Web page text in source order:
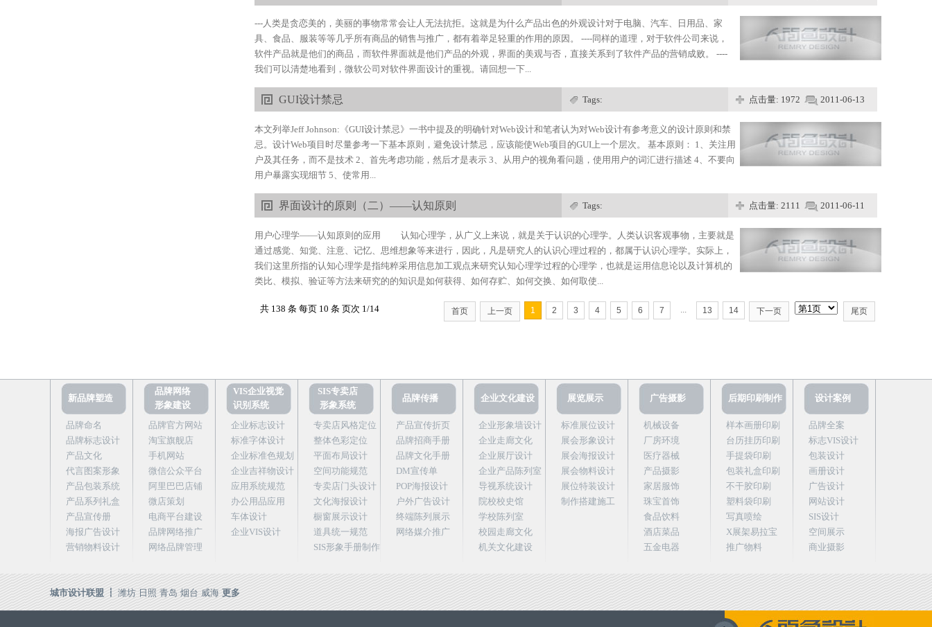
---人类是贪恋美的，美丽的事物常常会让人无法抗拒。这就是为什么产品出色的外观设计对于电脑、汽车、日用品、家
具、食品、服装等等几乎所有商品的销售与推广，都有着举足轻重的作用的原因。 ----同样的道理，对于软件公司来说，
软件产品就是他们的商品，而软件界面就是他们产品的外观，界面的美观与否，直接关系到了软件产品的营销成败。 ----
我们可以清楚地看到，微软公司对软件界面设计的重视。请回想一下...
GUI设计禁忌 Tags: 点击量: 1972 2011-06-13
本文列举Jeff Johnson:《GUI设计禁忌》一书中提及的明确针对Web设计和笔者认为对Web设计有参考意义的设计原则和禁
忌。设计Web项目时尽量参考一下基本原则，避免设计禁忌，应该能使Web项目的GUI上一个层次。 基本原则： 1、关注用
户及其任务，而不是技术 2、首先考虑功能，然后才是表示 3、从用户的视角看问题，使用用户的词汇进行描述 4、不要向
用户暴露实现细节 5、使常用...
界面设计的原则（二）——认知原则 Tags: 点击量: 2111 2011-06-11
用户心理学——认知原则的应用 认知心理学，从广义上来说，就是关于认识的心理学。人类认识客观事物，主要就是
通过感觉、知觉、注意、记忆、思维想象等来进行，因此，凡是研究人的认识心理过程的，都属于认识心理学。实际上，
我们这里所指的认知心理学是指纯粹采用信息加工观点来研究认知心理学过程的心理学，也就是运用信息论以及计算机的
类比、模拟、验证等方法来研究的的知识是如何获得、如何存贮、如何交换、如何取使...
共 138 条 每页 10 条 页次 1/14 首页 上一页 1 2 3 4 5 6 7 ... 13 14 下一页 尾页
新品牌塑造
品牌命名
品牌标志设计
产品文化
代言图案形象
产品包装系统
产品系列礼盒
产品宣传册
海报广告设计
营销物料设计
品牌网络
形象建设
品牌官方网站
淘宝旗舰店
手机网站
微信公众平台
阿里巴巴店铺
微店策划
电商平台建设
品牌网络推广
网络品牌管理
VIS企业视觉
识别系统
企业标志设计
标准字体设计
企业标准色规划
企业吉祥物设计
应用系统规范
办公用品应用
车体设计
企业VIS设计
SIS专卖店
形象系统
专卖店风格定位
整体色彩定位
平面布局设计
空间功能规范
专卖店门头设计
文化海报设计
橱窗展示设计
道具统一规范
SIS形象手册制作
品牌传播
产品宣传折页
品牌招商手册
品牌文化手册
DM宣传单
POP海报设计
户外广告设计
终端陈列展示
网络媒介推广
企业文化建设
企业形象墙设计
企业走廊文化
企业展厅设计
企业产品陈列室
导视系统设计
院校校史馆
学校陈列室
校园走廊文化
机关文化建设
展览展示
标准展位设计
展会形象设计
展会海报设计
展会物料设计
展位特装设计
制作搭建施工
广告摄影
机械设备
厂房环境
医疗器械
产品摄影
家居服饰
珠宝首饰
食品饮料
酒店菜品
五金电器
后期印刷制作
样本画册印刷
台历挂历印刷
手提袋印刷
包装礼盒印刷
不干胶印刷
塑料袋印刷
写真喷绘
X展架易拉宝
推广物料
设计案例
品牌全案
标志VIS设计
包装设计
画册设计
广告设计
网站设计
SIS设计
空间展示
商业摄影
城市设计联盟 ┇ 潍坊 日照 青岛 烟台 威海 更多